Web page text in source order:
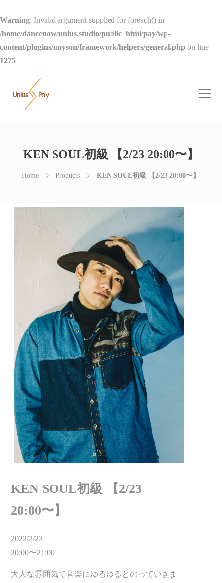
Warning: Invalid argument supplied for foreach() in
/home/dancenow/unius.studio/public_html/pay/wp-
content/plugins/unyson/framework/helpers/general.php on line
1275
KEN SOUL初級 【2/23 20:00〜】
Home Products KEN SOUL初級 【2/23 20:00〜】
KEN SOUL初級 【2/23
20:00〜】
2022/2/23
20:00〜21:00
大人な雰囲気で音楽にゆるゆるとのっていきま